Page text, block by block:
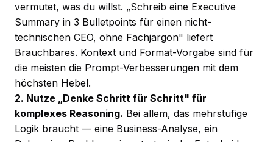
vermutet, was du willst. „Schreib eine Executive
Summary in 3 Bulletpoints für einen nicht-
technischen CEO, ohne Fachjargon" liefert
Brauchbares. Kontext und Format-Vorgabe sind für
die meisten die Prompt-Verbesserungen mit dem
höchsten Hebel.
2. Nutze „Denke Schritt für Schritt" für
komplexes Reasoning. Bei allem, das mehrstufige
Logik braucht — eine Business-Analyse, ein